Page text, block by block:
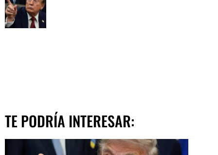
TE PODRÍA INTERESAR: